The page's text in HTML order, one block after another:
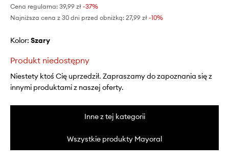
Cena regularna: 39,99 zł -37%
Najniższa cena z 30 dni przed obniżką: 27,99 zł -10%
Kolor: szary
Produkt niedostępny
Niestety ktoś Cię uprzedził. Zapraszamy do zapoznania się z
innymi produktami z naszej oferty.
Inne z tej kategorii
Wszystkie produkty Mayoral